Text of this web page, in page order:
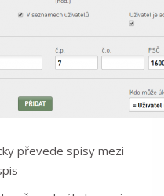
převede spisy mezi